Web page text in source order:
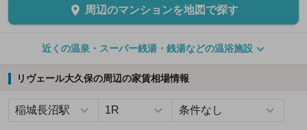
周辺のマンションを地図で探す
近くの温泉・スーパー銭湯・銭湯などの温浴施設
リヴェール大久保の周辺の家賃相場情報